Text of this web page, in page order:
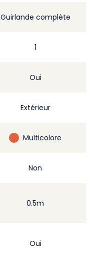
Guirlande complète
1
Oui
Extérieur
Multicolore
Non
0.5m
Oui